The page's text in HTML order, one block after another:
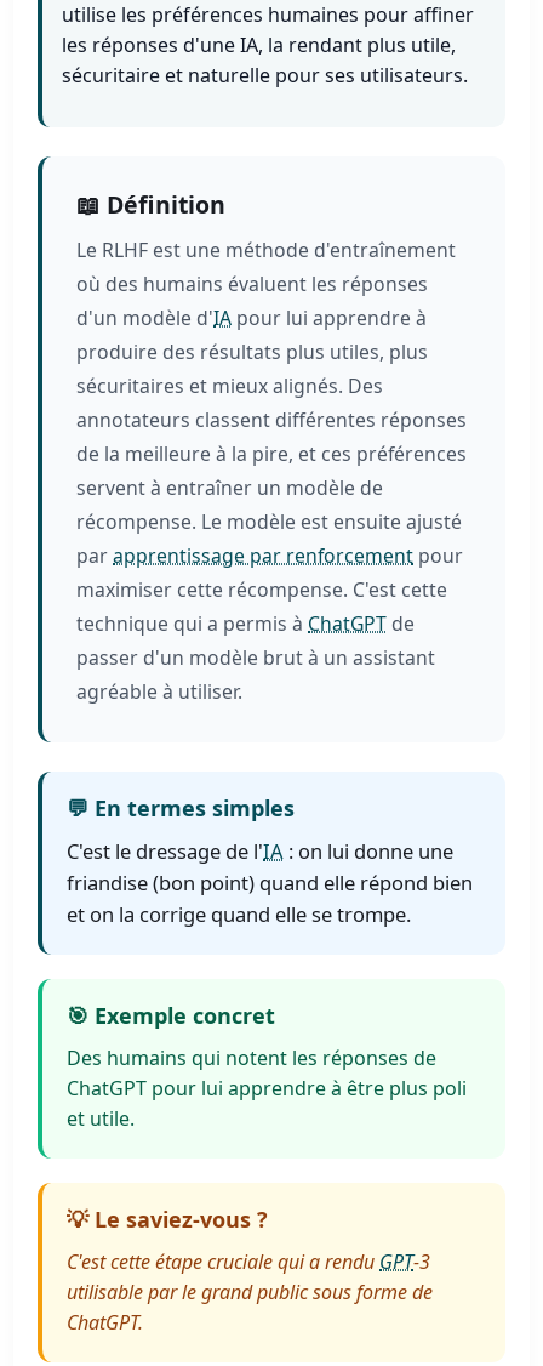
utilise les préférences humaines pour affiner
les réponses d'une IA, la rendant plus utile,
sécuritaire et naturelle pour ses utilisateurs.
📖 Définition
Le RLHF est une méthode d'entraînement
où des humains évaluent les réponses
d'un modèle d'IA pour lui apprendre à
produire des résultats plus utiles, plus
sécuritaires et mieux alignés. Des
annotateurs classent différentes réponses
de la meilleure à la pire, et ces préférences
servent à entraîner un modèle de
récompense. Le modèle est ensuite ajusté
parapprentissage par renforcement pour
maximiser cette récompense. C'est cette
technique qui a permis àChatGPT de
passer d'un modèle brut à un assistant
agréable à utiliser.
💬 En termes simples
C'est le dressage de l'IA : on lui donne une
friandise (bon point) quand elle répond bien
et on la corrige quand elle se trompe.
🎯 Exemple concret
Des humains qui notent les réponses de
ChatGPT pour lui apprendre à être plus poli
et utile.
💡 Le saviez-vous ?
C'est cette étape cruciale qui a renduGPT-3
utilisable par le grand public sous forme de
ChatGPT.